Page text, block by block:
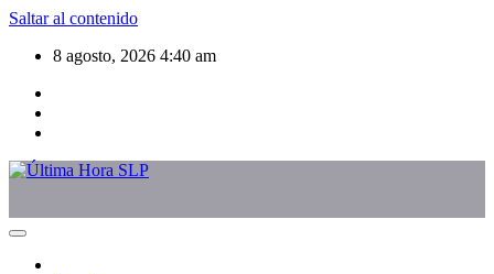
Saltar al contenido
8 agosto, 2026 4:40 am